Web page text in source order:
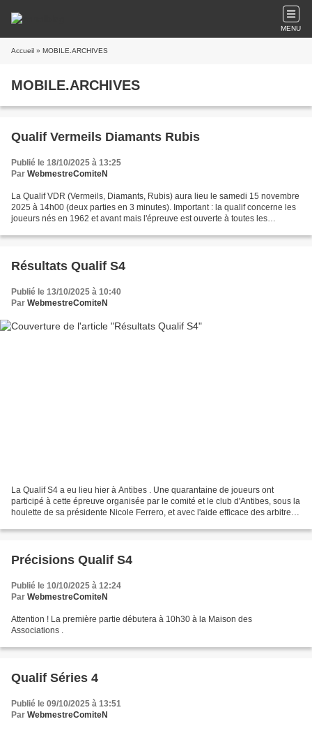
MENU
Accueil » MOBILE.ARCHIVES
MOBILE.ARCHIVES
Qualif Vermeils Diamants Rubis
Publié le 18/10/2025 à 13:25
Par WebmestreComiteN
La Qualif VDR (Vermeils, Diamants, Rubis) aura lieu le samedi 15 novembre
2025 à 14h00 (deux parties en 3 minutes). Important : la qualif concerne les
joueurs nés en 1962 et avant mais l'épreuve est ouverte à toutes les
Résultats Qualif S4
Publié le 13/10/2025 à 10:40
Par WebmestreComiteN
La Qualif S4 a eu lieu hier à Antibes . Une quarantaine de joueurs ont
participé à cette épreuve organisée par le comité et le club d'Antibes, sous la
houlette de sa présidente Nicole Ferrero, et avec l'aide efficace des arbitres
Précisions Qualif S4
Publié le 10/10/2025 à 12:24
Par WebmestreComiteN
Attention ! La première partie débutera à 10h30 à la Maison des
Associations .
Qualif Séries 4
Publié le 09/10/2025 à 13:51
Par WebmestreComiteN